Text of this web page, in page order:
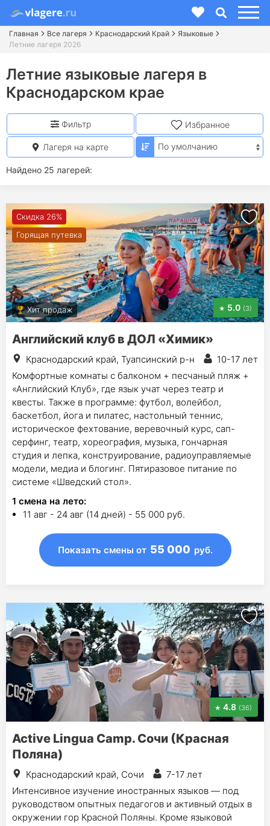
Главная Все лагеря Краснодарский Край
Языковые
Летние лагеря 2026
Летние языковые лагеря в
Краснодарском крае
Найдено 25 лагерей:
Фильтр Избранное
Лагеря на карте
Скидка 26%
Горящая путевка
Хит продаж 5.0 (3)
Английский клуб в ДОЛ «Химик»
Краснодарский край, Туапсинский р-н
10-17 лет
Комфортные комнаты с балконом + песчаный пляж +
«Английский Клуб», где язык учат через театр и
квесты. Также в программе: футбол, волейбол,
баскетбол, йога и пилатес, настольный теннис,
историческое фехтование, веревочный курс, сап-
серфинг, театр, хореография, музыка, гончарная
студия и лепка, конструирование, радиоуправляемые
модели, медиа и блогинг. Пятиразовое питание по
системе «Шведский стол».
1 смена на лето:
11 авг - 24 авг (14 дней) - 55 000 руб.
Показать смены от 55 000 руб.
4.8 (36)
Active Lingua Camp. Сочи (Красная
Поляна)
Краснодарский край, Сочи
7-17 лет
Интенсивное изучение иностранных языков — под
руководством опытных педагогов и активный отдых в
окружении гор Красной Поляны. Кроме языковой